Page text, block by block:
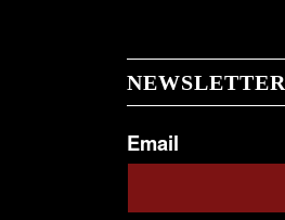
NEWSLETTER
Email